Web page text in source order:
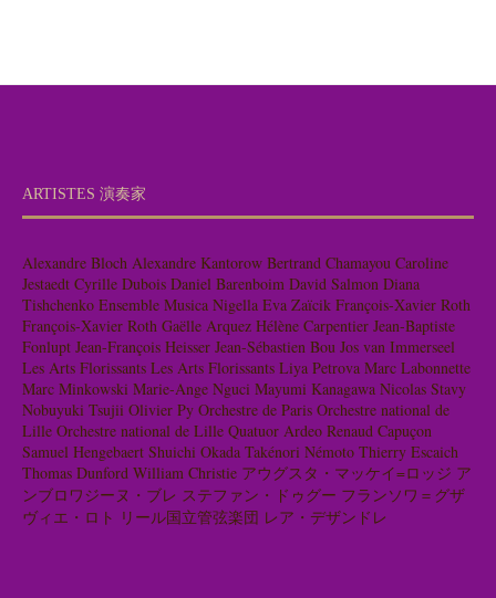
ARTISTES 演奏家
Alexandre Bloch Alexandre Kantorow Bertrand Chamayou Caroline
Jestaedt Cyrille Dubois Daniel Barenboim David Salmon Diana
Tishchenko Ensemble Musica Nigella Eva Zaïcik François-Xavier Roth
François-Xavier Roth Gaëlle Arquez Hélène Carpentier Jean-Baptiste
Fonlupt Jean-François Heisser Jean-Sébastien Bou Jos van Immerseel
Les Arts Florissants Les Arts Florissants Liya Petrova Marc Labonnette
Marc Minkowski Marie-Ange Nguci Mayumi Kanagawa Nicolas Stavy
Nobuyuki Tsujii Olivier Py Orchestre de Paris Orchestre national de
Lille Orchestre national de Lille Quatuor Ardeo Renaud Capuçon
Samuel Hengebaert Shuichi Okada Takénori Némoto Thierry Escaich
Thomas Dunford William Christie アウグスタ・マッケイ=ロッジ ア
ンブロワジーヌ・ブレ ステファン・ドゥグー フランソワ＝グザ
ヴィエ・ロト リール国立管弦楽団 レア・デザンドレ